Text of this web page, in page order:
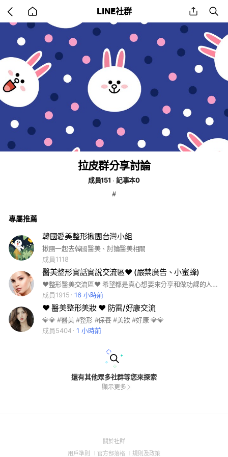
back
to
home
LINE社群 share
拉皮群分享討論
成員151
記事本0
#
專屬推薦
韓國愛美整形揪團台灣小組
揪團一起去韓國醫美、討論醫美相關
成員1118
醫美整形實話實說交流區❤ (嚴禁廣告、小蜜蜂)
❤整形醫美交流區❤ 希望都是真心想要來分享和做功課的人使用 歡迎大家一起交流變美的故事和經驗 嚴禁小蜜蜂和打廣告 以下的療程和手術都可以來做討論唷 #醫美#隆鼻#隆乳#微整形#雙眼皮#眼袋#瘦身#減肥#整形#補脂肪#玻尿酸#童顏針#拉皮#音波拉皮#電波拉皮#皮秒雷射#鳳凰電皮#微微電波#除毛#美白#肉毒#埋線#保養#飛針#瘦瘦針
成員1915
16 小時前
❤ 醫美整形美妝 ❤ 防雷/好康交流
💎💎 #醫美 #整形 #保養 #美妝 #好康 💎💎
成員5404
1 小時前
還有其他眾多社群等您來探索
顯示更多
關於社群(Open
用戶準則 (Open
官方部落格 (Open
規則及政策(Open